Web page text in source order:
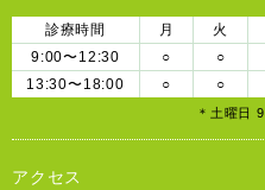
診療時間 月 火
9:00〜12:30
○ ○
13:30〜18:00
○ ○
＊土曜日
アクセス